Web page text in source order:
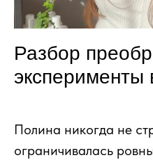
Разбор
эксперименты
Полина никогда не
ограничивалась